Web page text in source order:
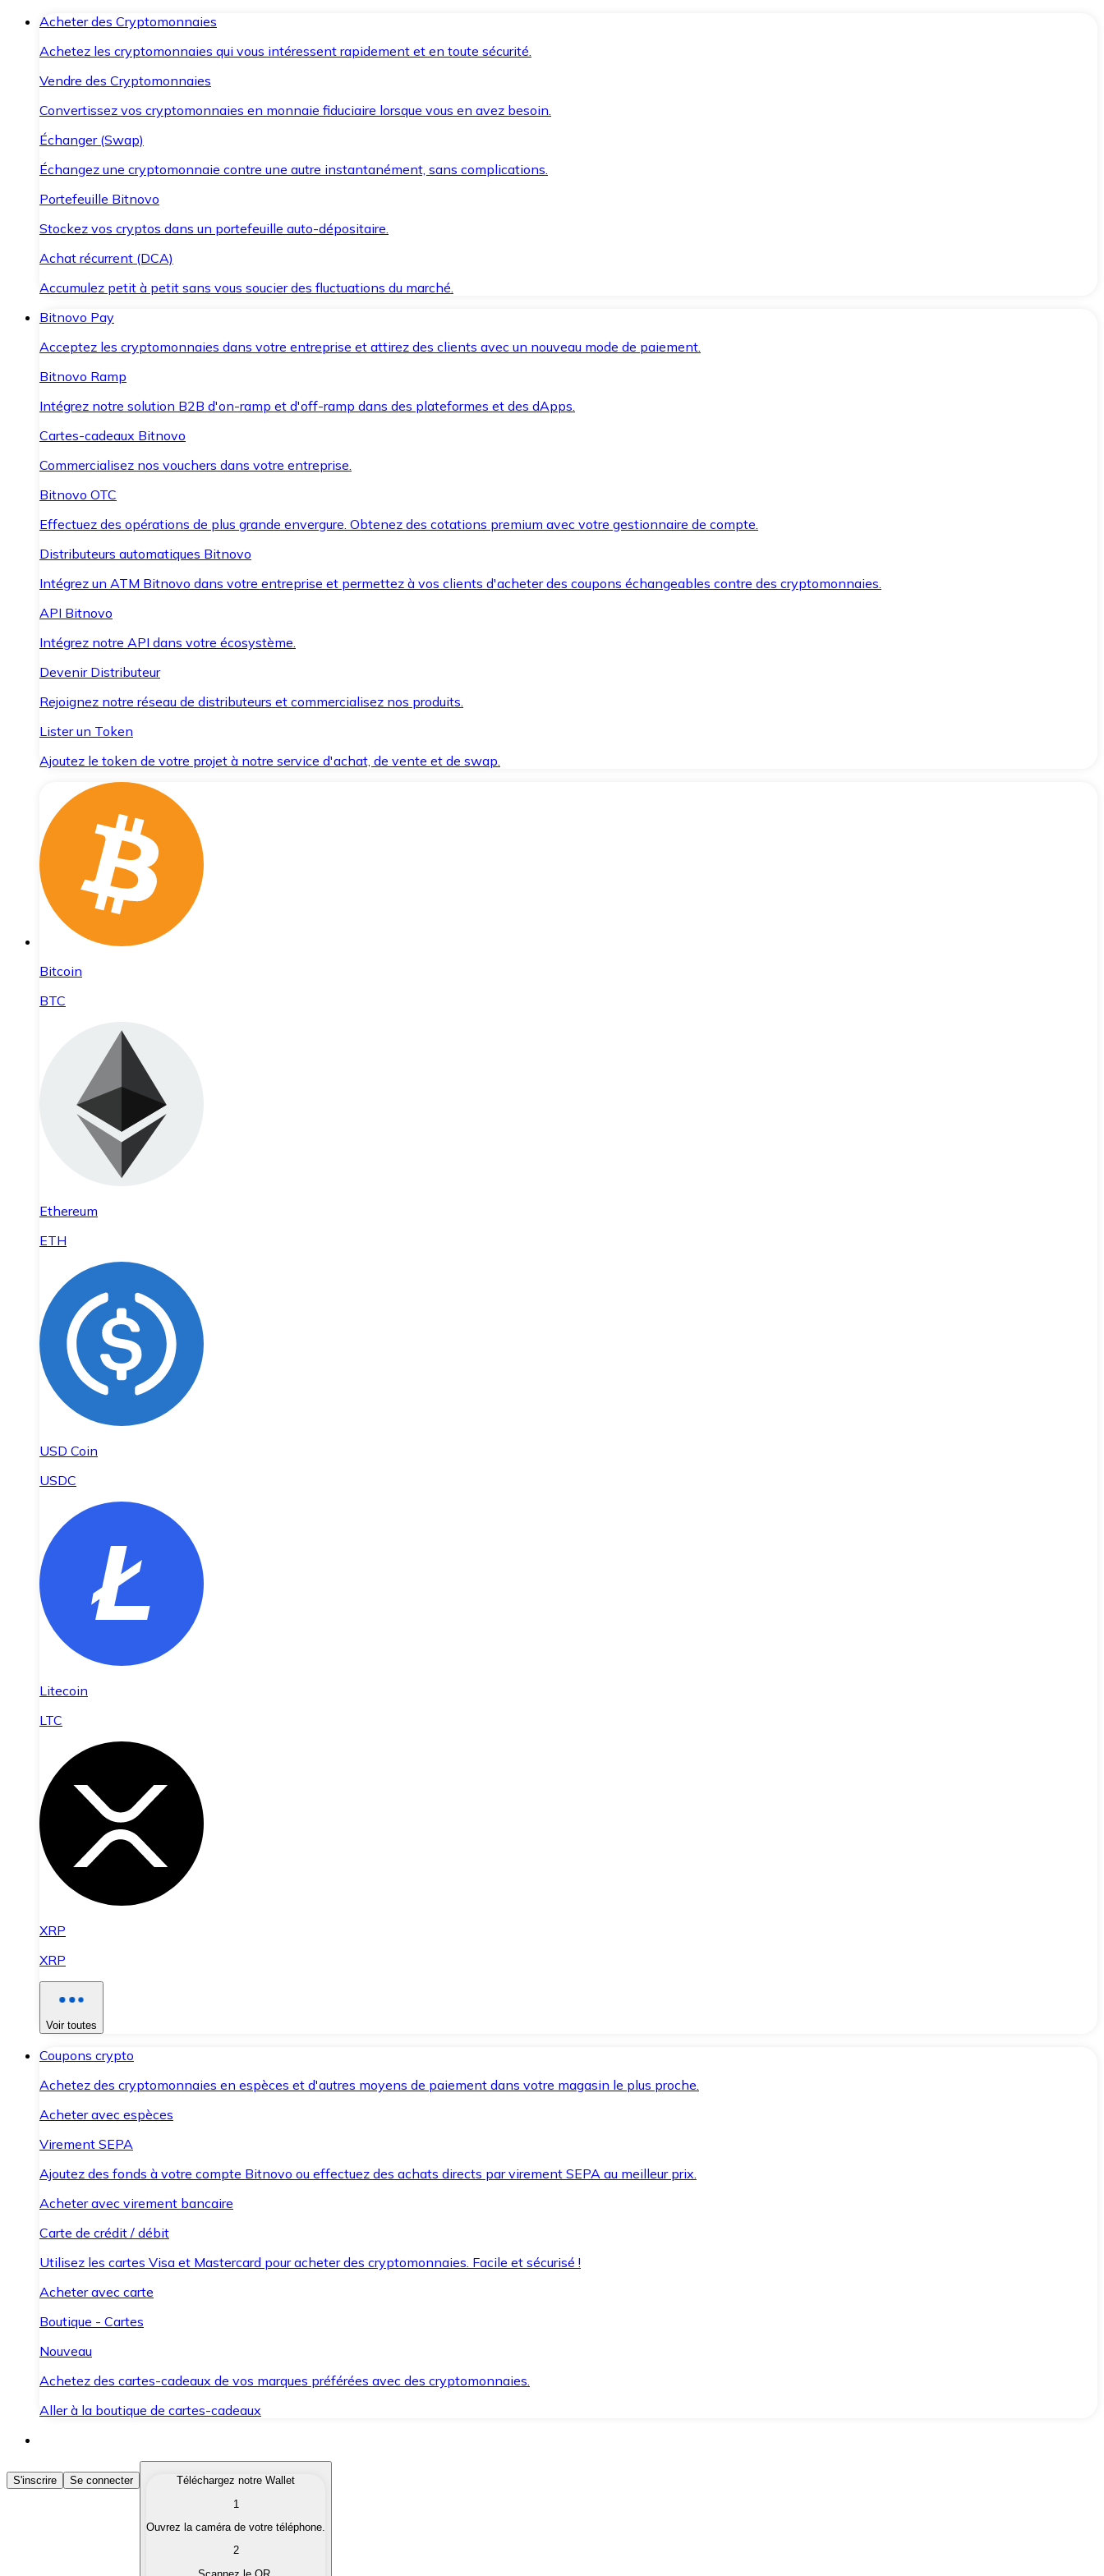
Acheter des Cryptomonnaies
Achetez les cryptomonnaies qui vous intéressent rapidement et en toute sécurité.
Vendre des Cryptomonnaies
Convertissez vos cryptomonnaies en monnaie fiduciaire lorsque vous en avez besoin.
Échanger (Swap)
Échangez une cryptomonnaie contre une autre instantanément, sans complications.
Portefeuille Bitnovo
Stockez vos cryptos dans un portefeuille auto-dépositaire.
Achat récurrent (DCA)
Accumulez petit à petit sans vous soucier des fluctuations du marché.
Bitnovo Pay
Acceptez les cryptomonnaies dans votre entreprise et attirez des clients avec un nouveau mode de paiement.
Bitnovo Ramp
Intégrez notre solution B2B d'on-ramp et d'off-ramp dans des plateformes et des dApps.
Cartes-cadeaux Bitnovo
Commercialisez nos vouchers dans votre entreprise.
Bitnovo OTC
Effectuez des opérations de plus grande envergure. Obtenez des cotations premium avec votre gestionnaire de compte.
Distributeurs automatiques Bitnovo
Intégrez un ATM Bitnovo dans votre entreprise et permettez à vos clients d'acheter des coupons échangeables contre des cryptomonnaies.
API Bitnovo
Intégrez notre API dans votre écosystème.
Devenir Distributeur
Rejoignez notre réseau de distributeurs et commercialisez nos produits.
Lister un Token
Ajoutez le token de votre projet à notre service d'achat, de vente et de swap.
Bitcoin
BTC
Ethereum
ETH
USD Coin
USDC
Litecoin
LTC
XRP
XRP
Voir toutes
Coupons crypto
Achetez des cryptomonnaies en espèces et d'autres moyens de paiement dans votre magasin le plus proche.
Acheter avec espèces
Virement SEPA
Ajoutez des fonds à votre compte Bitnovo ou effectuez des achats directs par virement SEPA au meilleur prix.
Acheter avec virement bancaire
Carte de crédit / débit
Utilisez les cartes Visa et Mastercard pour acheter des cryptomonnaies. Facile et sécurisé !
Acheter avec carte
Boutique - Cartes
Nouveau
Achetez des cartes-cadeaux de vos marques préférées avec des cryptomonnaies.
Aller à la boutique de cartes-cadeaux
Acheter des Cryptomonnaies
Achetez les cryptomonnaies qui vous intéressent rapidement et en toute sécurité.
Convertissez vos cryptomonnaies en monnaie fiduciaire lorsque vous en avez besoin.
S'inscrire Se connecter
Téléchargez notre Wallet
1
Ouvrez la caméra de votre téléphone.
2